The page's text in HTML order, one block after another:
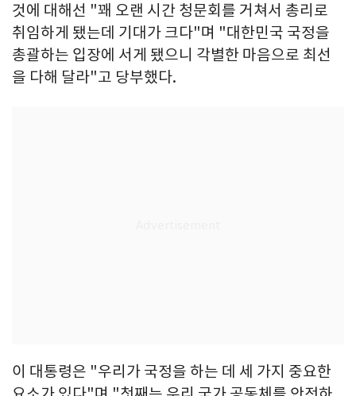
것에 대해선 "꽤 오랜 시간 청문회를 거쳐서 총리로
취임하게 됐는데 기대가 크다"며 "대한민국 국정을
총괄하는 입장에 서게 됐으니 각별한 마음으로 최선
을 다해 달라"고 당부했다.
이 대통령은 "우리가 국정을 하는 데 세 가지 중요한